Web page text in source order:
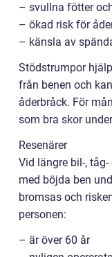
– svullna fötter
– ökad risk för
– känsla av
Stödstrumpor
från benen och
åderbråck. För
som bra skor
Resenärer
Vid längre bil-,
med böjda ben
bromsas och
personen:
– är över 60 år